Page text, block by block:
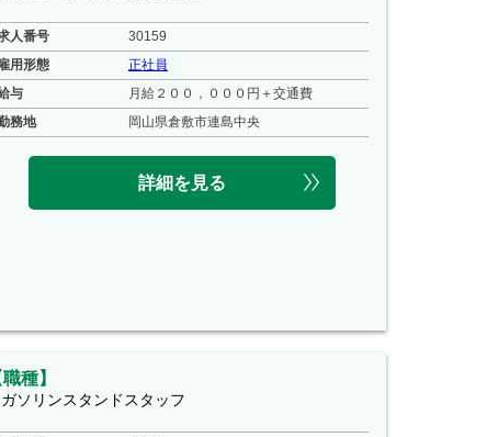
人番号
30159
雇用形態
正社員
与
月給２００，０００円＋交通費
務地
岡山県倉敷市連島中央
詳細を見る
職種】
ガソリンスタンドスタッフ